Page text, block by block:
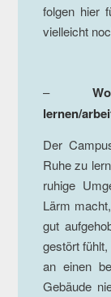
folgen hier
vielleicht
–
lernen/
Der
Ruhe zu
ruhige
Lärm
gut
gestört
an einen
Gebäude